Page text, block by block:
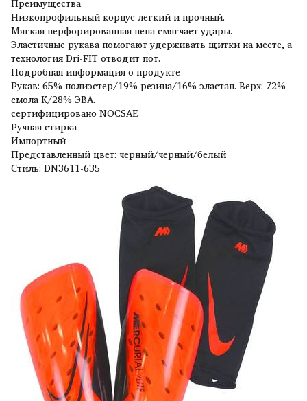
Низкопрофильный корпус легкий и прочный.
Мягкая перфорированная пена смягчает удары.
Эластичные рукава помогают удерживать щитки на месте, а
технология Dri-FIT отводит пот.
Подробная информация о продукте
Рукав: 65% полиэстер/19% резина/16% эластан. Верх: 72%
смола K/28% ЭВА.
сертифицировано NOCSAE
Ручная стирка
Импортный
Представленный цвет: черный/черный/белый
Стиль: DN3611-635